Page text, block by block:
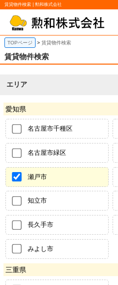
賃貸物件検索 | 勲和株式会社
TOPページ 賃貸物件検索
賃貸物件検索
エリア
愛知県
名古屋市千種区
名古屋市緑区
瀬戸市
知立市
長久手市
みよし市
三重県